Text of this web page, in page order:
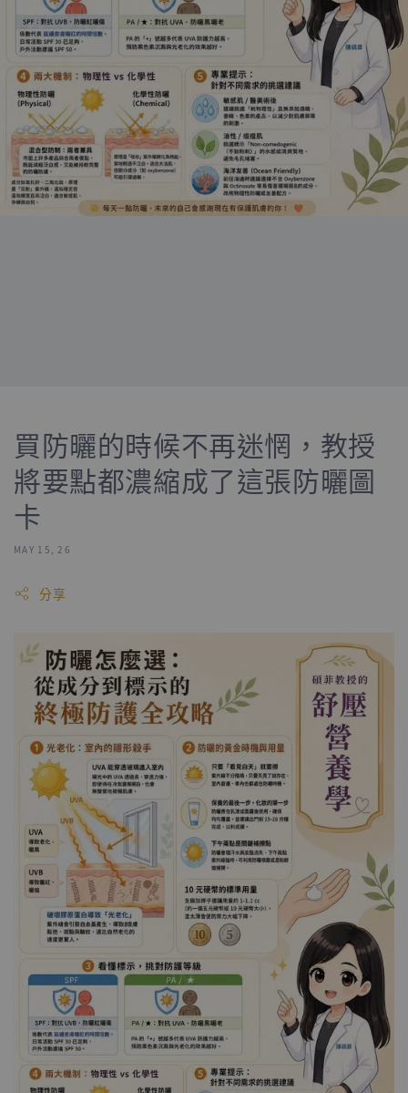
買防曬的時候不再迷惘，教授
將要點都濃縮成了這張防曬圖
卡
MAY 15, 26
分享